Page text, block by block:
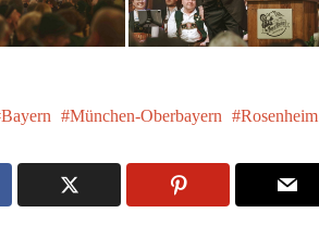
Bayern München-Oberbayern Rosenheim